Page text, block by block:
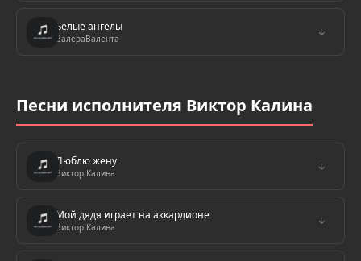
Белые ангелы
ВалераВалента
↓
Песни исполнителя Виктор Калина
Люблю жену
Виктор Калина
↓
Мой дядя играет на аккардионе
Виктор Калина
↓